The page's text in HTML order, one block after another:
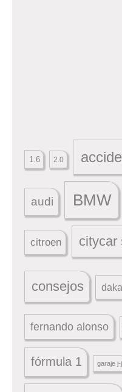
1.6 2.0
audi BMW
citroen citycar
consejos
fernando alonso
fórmula 1 garaje j-j